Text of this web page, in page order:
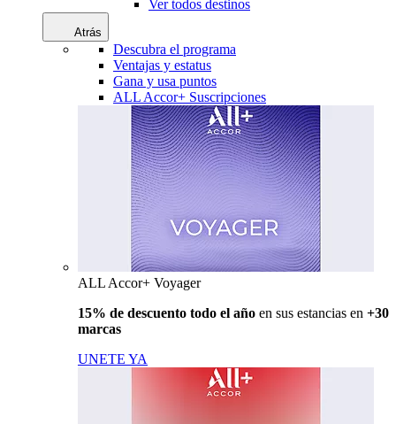
Ver todos destinos
Atrás
Descubra el programa
Ventajas y estatus
Gana y usa puntos
ALL Accor+ Suscripciones
ALL Accor+ Voyager
15% de descuento todo el año en sus estancias en +30
marcas
UNETE YA